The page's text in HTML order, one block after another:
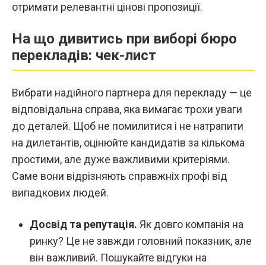
отримати релевантні цінові пропозиції.
На що дивитись при виборі бюро
перекладів: чек-лист
Вибрати надійного партнера для перекладу — це
відповідальна справа, яка вимагає трохи уваги
до деталей. Щоб не помилитися і не натрапити
на дилетантів, оцінюйте кандидатів за кількома
простими, але дуже важливими критеріями.
Саме вони відрізняють справжніх профі від
випадкових людей.
Досвід та репутація. Як довго компанія на
ринку? Це не завжди головний показник, але
він важливий. Пошукайте відгуки на